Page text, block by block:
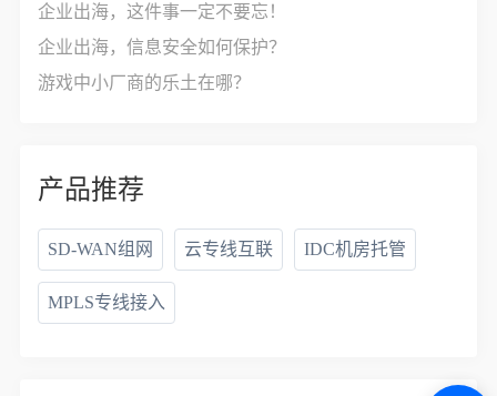
企业出海，这件事一定不要忘！
企业出海，信息安全如何保护？
游戏中小厂商的乐土在哪？
产品推荐
SD-WAN组网 云专线互联 IDC机房托管
MPLS专线接入